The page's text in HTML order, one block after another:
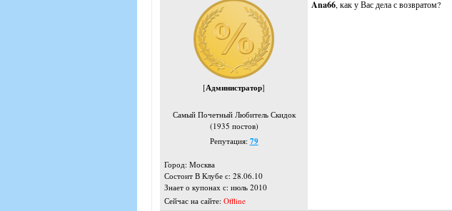
[Администратор]
Самый Почетный Любитель Скидок
(1935 постов)
Репутация: 79
Город: Москва
Состоит В Клубе с: 28.06.10
Знает о купонах с: июль 2010
Сейчас на сайте: Offline
Ana66, как у Вас дела с возвратом?